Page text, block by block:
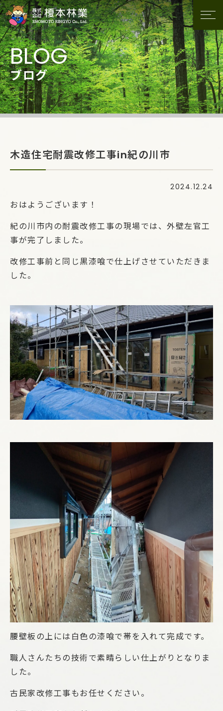
ブログ
木造住宅耐震改修工事in紀の川市
2024.12.24
おはようございます！
紀の川市内の耐震改修工事の現場では、外壁左官工
事が完了しました。
改修工事前と同じ黒漆喰で仕上げさせていただきま
した。
腰壁板の上には白色の漆喰で帯を入れて完成です。
職人さんたちの技術で素晴らしい仕上がりとなりま
した。
古民家改修工事もお任せください。